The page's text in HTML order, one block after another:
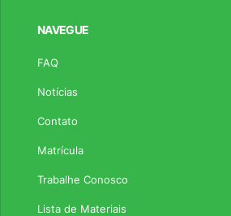
NAVEGUE
FAQ
Notícias
Contato
Matrícula
Trabalhe Conosco
Lista de Materiais